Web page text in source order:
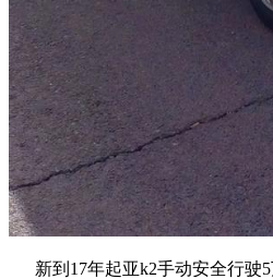
新到17年起亚k2手动安全行驶